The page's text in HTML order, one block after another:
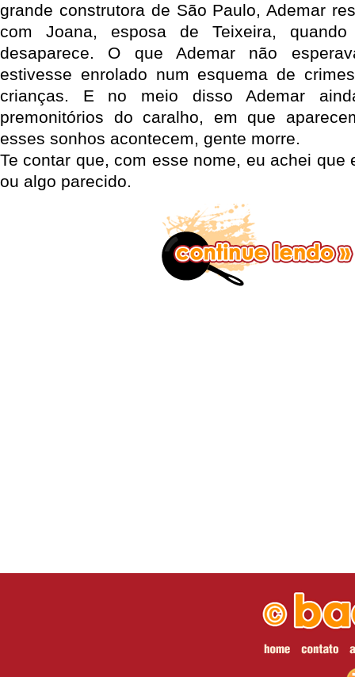
grande construtora de São Paulo, Ademar
com Joana, esposa de Teixeira,
desaparece. O que Ademar não
estivesse enrolado num esquema de
crianças. E no meio disso Ademar
premonitórios do caralho, em que
esses sonhos acontecem, gente morre.
Te contar que, com esse nome, eu achei que
ou algo parecido.